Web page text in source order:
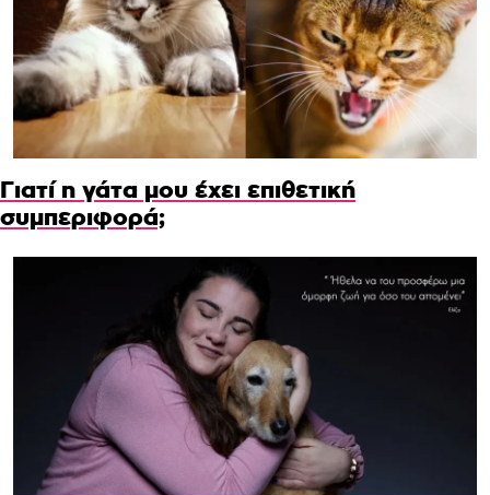
Γιατί η γάτα μου έχει επιθετική
συμπεριφορά;